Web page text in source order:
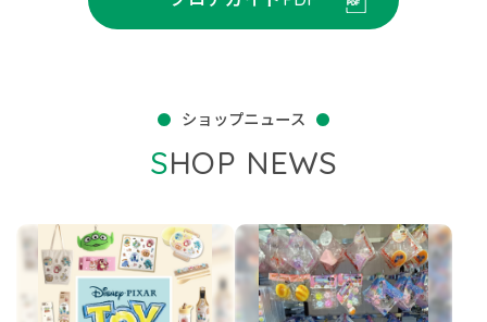
ショップニュース
SHOP NEWS